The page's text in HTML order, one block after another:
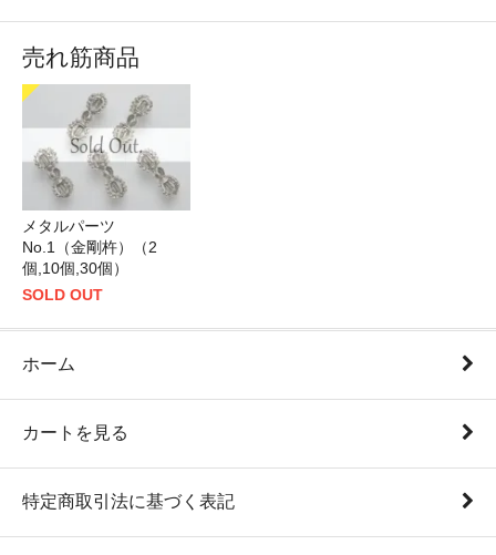
売れ筋商品
メタルパーツ
No.1（金剛杵）（2
個,10個,30個）
SOLD OUT
ホーム
カートを見る
特定商取引法に基づく表記